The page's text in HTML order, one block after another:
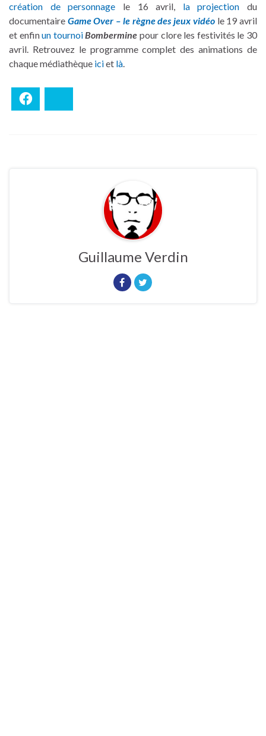
création de personnage le 16 avril, la projection du
documentaire Game Over – le règne des jeux vidéole 19 avril
et enfinun tournoiBombermine pour clore les festivités le 30
avril. Retrouvez le programme complet des animations de
chaque médiathèque iciet là.
Guillaume Verdin